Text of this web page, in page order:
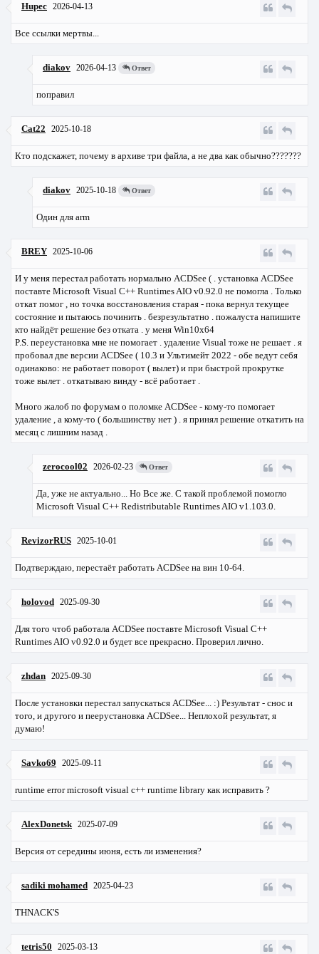
Hupec 2026-04-13
Все ссылки мертвы...
diakov 2026-04-13 Ответ
поправил
Cat22 2025-10-18
Кто подскажет, почему в архиве три файла, а не два как обычно???????
diakov 2025-10-18 Ответ
Один для arm
BREY 2025-10-06
И у меня перестал работать нормально ACDSee ( . установка ACDSee
поставте Microsoft Visual C++ Runtimes AIO v0.92.0 не помогла . Только
откат помог , но точка восстановления старая - пока вернул текущее
состояние и пытаюсь починить . безрезультатно . пожалуста напишите
кто найдёт решение без отката . у меня Win10x64
P.S. переустановка мне не помогает . удаление Visual тоже не решает . я
пробовал две версии ACDSee ( 10.3 и Ультимейт 2022 - обе ведут себя
одинаково: не работает поворот ( вылет) и при быстрой прокрутке
тоже вылет . откатываю винду - всё работает .
Много жалоб по форумам о поломке ACDSee - кому-то помогает
удаление , а кому-то ( большинству нет ) . я принял решение откатить на
месяц с лишним назад .
zerocool02 2026-02-23 Ответ
Да, уже не актуально... Но Все же. С такой проблемой помогло
Microsoft Visual C++ Redistributable Runtimes AIO v1.103.0.
RevizorRUS 2025-10-01
Подтверждаю, перестаёт работать ACDSee на вин 10-64.
holovod 2025-09-30
Для того чтоб работала ACDSee поставте Microsoft Visual C++
Runtimes AIO v0.92.0 и будет все прекрасно. Проверил лично.
zhdan 2025-09-30
После установки перестал запускаться ACDSee... :) Результат - снос и
того, и другого и пеерустановка ACDSee... Неплохой результат, я
думаю!
Savko69 2025-09-11
runtime error microsoft visual c++ runtime library как исправить ?
AlexDonetsk 2025-07-09
Версия от середины июня, есть ли изменения?
sadiki mohamed 2025-04-23
THNACK'S
tetris50 2025-03-13